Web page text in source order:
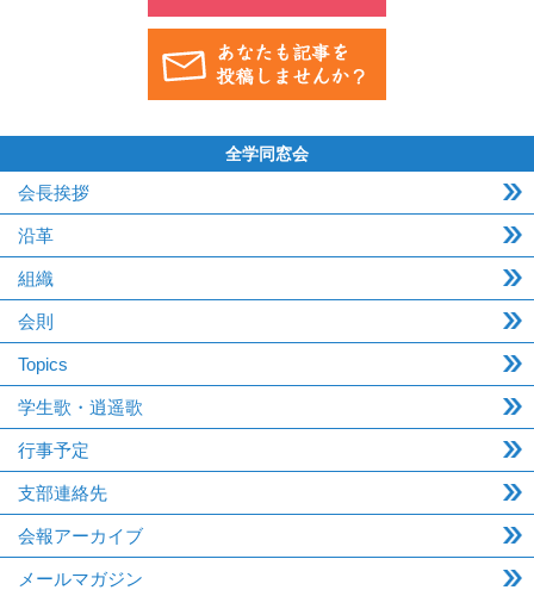
全学同窓会
会長挨拶
沿革
組織
会則
Topics
学生歌・逍遥歌
行事予定
支部連絡先
会報アーカイブ
メールマガジン